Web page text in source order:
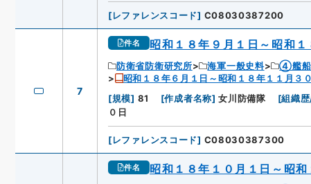
[レファレンスコード] C08030387200
7
件名 昭和１８年９月１日～昭和
防衛省防衛研究所 海軍一般史料 ④艦船
昭和１８年６月１日～昭和１８年１１月
[規模] 81 [作成者名称] 女川防備隊 [組織
０日
[レファレンスコード] C08030387300
件名 昭和１８年１０月１日～昭